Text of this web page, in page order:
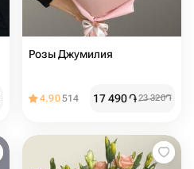
Розы Джумилия
4.90514 17 490֏23 320֏